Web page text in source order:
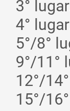
3°
4°
5°/8°
9°/11°
12°/
15°/